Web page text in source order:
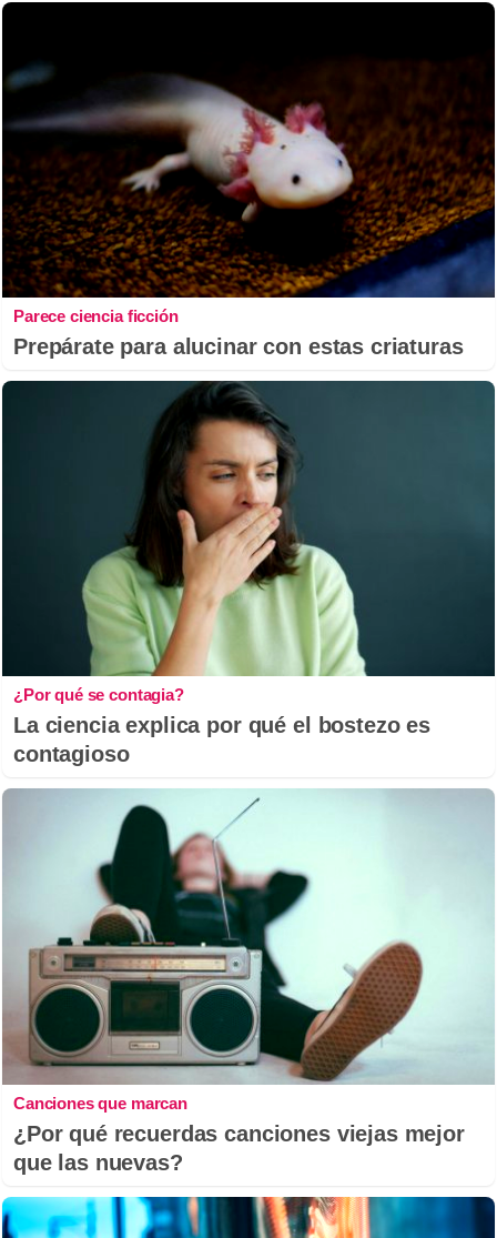
Parece ciencia ficción
Prepárate para alucinar con estas criaturas
¿Por qué se contagia?
La ciencia explica por qué el bostezo es
contagioso
Canciones que marcan
¿Por qué recuerdas canciones viejas mejor
que las nuevas?